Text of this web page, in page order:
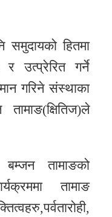
समुदायको हितमा
र उत्प्रेरित गर्ने
गरिने संस्थाका
तामाङको
तामाङ